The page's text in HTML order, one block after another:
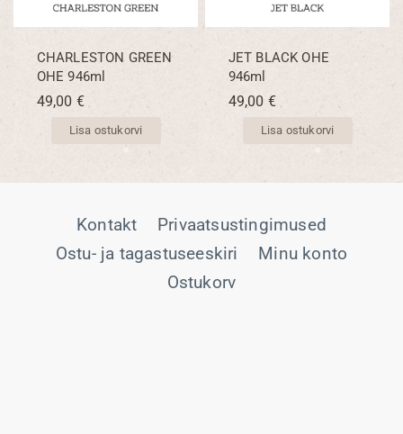
CHARLESTON GREEN
OHE 946ml
49,00 €
Lisa ostukorvi
JET BLACK OHE
946ml
49,00 €
Lisa ostukorvi
Kontakt
Privaatsustingimused
Ostu- ja tagastuseeskiri
Minu konto
Ostukorv